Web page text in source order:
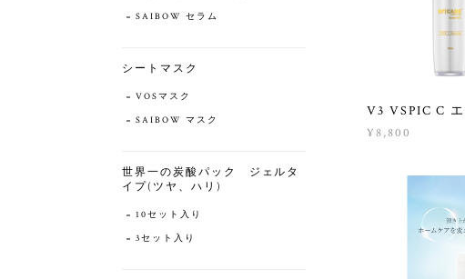
V3 VSPIC C
¥8,800
SAIBOW セラム
シートマスク
VOSマスク
SAIBOW マスク
世界一の炭酸パック ジェルタ
イプ(ツヤ、ハリ)
10セット入り
3セット入り